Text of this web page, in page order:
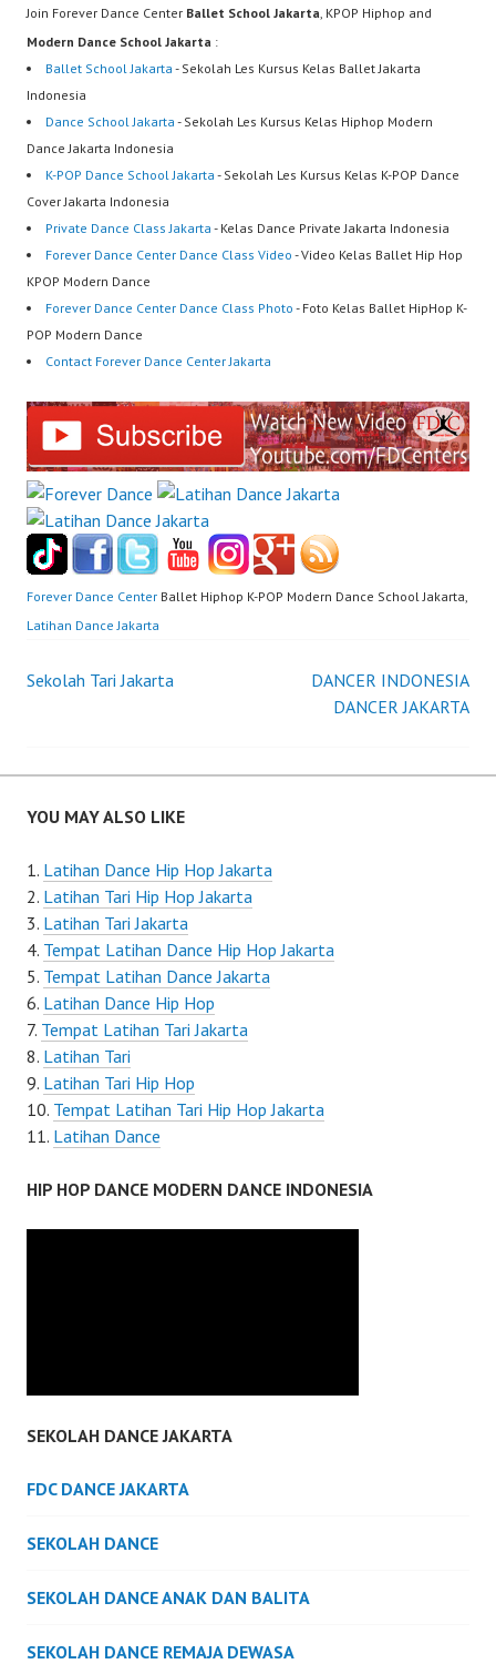
Join Forever Dance Center Ballet School Jakarta, KPOP Hiphop and
Modern Dance School Jakarta :
Ballet School Jakarta - Sekolah Les Kursus Kelas Ballet Jakarta
Indonesia
Dance School Jakarta - Sekolah Les Kursus Kelas Hiphop Modern
Dance Jakarta Indonesia
K-POP Dance School Jakarta - Sekolah Les Kursus Kelas K-POP Dance
Cover Jakarta Indonesia
Private Dance Class Jakarta - Kelas Dance Private Jakarta Indonesia
Forever Dance Center Dance Class Video - Video Kelas Ballet Hip Hop
KPOP Modern Dance
Forever Dance Center Dance Class Photo - Foto Kelas Ballet HipHop K-
POP Modern Dance
Contact Forever Dance Center Jakarta
Forever Dance Center Ballet Hiphop K-POP Modern Dance School Jakarta,
Latihan Dance Jakarta
Post
Sekolah Tari Jakarta
DANCER INDONESIA
DANCER JAKARTA
YOU MAY ALSO LIKE
Latihan Dance Hip Hop Jakarta
Latihan Tari Hip Hop Jakarta
Latihan Tari Jakarta
Tempat Latihan Dance Hip Hop Jakarta
Tempat Latihan Dance Jakarta
Latihan Dance Hip Hop
Tempat Latihan Tari Jakarta
Latihan Tari
Latihan Tari Hip Hop
Tempat Latihan Tari Hip Hop Jakarta
Latihan Dance
HIP HOP DANCE MODERN DANCE INDONESIA
SEKOLAH DANCE JAKARTA
FDC DANCE JAKARTA
SEKOLAH DANCE
SEKOLAH DANCE ANAK DAN BALITA
SEKOLAH DANCE REMAJA DEWASA